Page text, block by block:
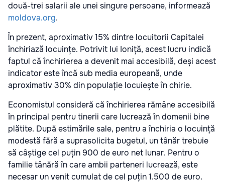
două-trei salarii ale unei singure persoane, informează
moldova.org.
În prezent, aproximativ 15% dintre locuitorii Capitalei
închiriază locuințe. Potrivit lui Ioniță, acest lucru indică
faptul că închirierea a devenit mai accesibilă, deși acest
indicator este încă sub media europeană, unde
aproximativ 30% din populație locuiește în chirie.
Economistul consideră că închirierea rămâne accesibilă
în principal pentru tinerii care lucrează în domenii bine
plătite. După estimările sale, pentru a închiria o locuință
modestă fără a suprasolicita bugetul, un tânăr trebuie
să câștige cel puțin 900 de euro net lunar. Pentru o
familie tânără în care ambii parteneri lucrează, este
necesar un venit cumulat de cel puțin 1.500 de euro.